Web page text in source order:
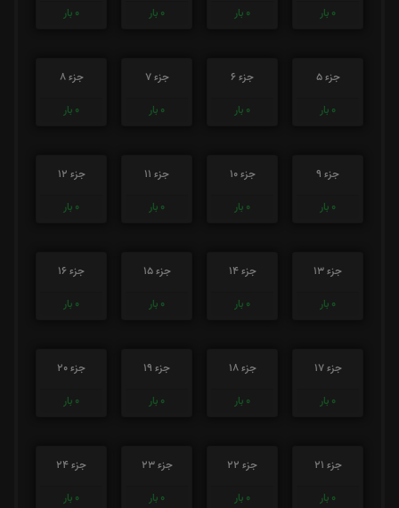
0 بار
0 بار
0 بار
0 بار
جزء 5
0 بار
جزء 6
0 بار
جزء 7
0 بار
جزء 8
0 بار
جزء 9
0 بار
جزء 10
0 بار
جزء 11
0 بار
جزء 12
0 بار
جزء 13
0 بار
جزء 14
0 بار
جزء 15
0 بار
جزء 16
0 بار
جزء 17
0 بار
جزء 18
0 بار
جزء 19
0 بار
جزء 20
0 بار
جزء 21
0 بار
جزء 22
0 بار
جزء 23
0 بار
جزء 24
0 بار